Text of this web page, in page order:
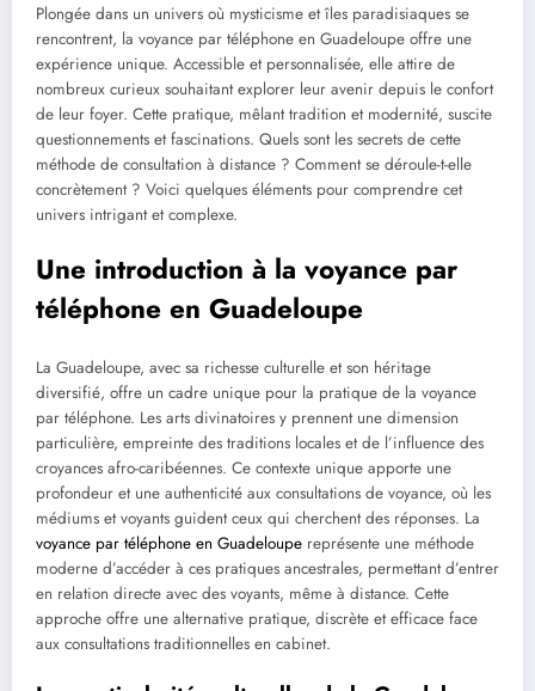
Plongée dans un univers où mysticisme et îles paradisiaques se
rencontrent, la voyance par téléphone en Guadeloupe offre une
expérience unique. Accessible et personnalisée, elle attire de
nombreux curieux souhaitant explorer leur avenir depuis le confort
de leur foyer. Cette pratique, mêlant tradition et modernité, suscite
questionnements et fascinations. Quels sont les secrets de cette
méthode de consultation à distance ? Comment se déroule-t-elle
concrètement ? Voici quelques éléments pour comprendre cet
univers intrigant et complexe.
Une introduction à la voyance par
téléphone en Guadeloupe
La Guadeloupe, avec sa richesse culturelle et son héritage
diversifié, offre un cadre unique pour la pratique de la voyance
par téléphone. Les arts divinatoires y prennent une dimension
particulière, empreinte des traditions locales et de l’influence des
croyances afro-caribéennes. Ce contexte unique apporte une
profondeur et une authenticité aux consultations de voyance, où les
médiums et voyants guident ceux qui cherchent des réponses. La
voyance par téléphone en Guadeloupe représente une méthode
moderne d’accéder à ces pratiques ancestrales, permettant d’entrer
en relation directe avec des voyants, même à distance. Cette
approche offre une alternative pratique, discrète et efficace face
aux consultations traditionnelles en cabinet.